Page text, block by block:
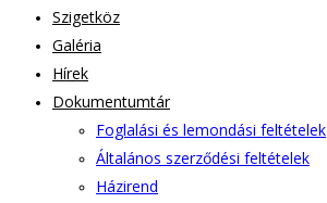
Szigetköz
Galéria
Hírek
Dokumentumtár
Foglalási és lemondási feltételek
Általános szerződési feltételek
Házirend